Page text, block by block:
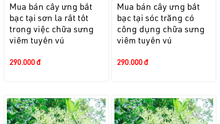
Mua bán cây ưng bất
bạc tại sơn la rất tốt
trong việc chữa sưng
viêm tuyến vú
290.000 đ
Mua bán cây ưng bất
bạc tại sóc trăng có
công dụng chữa sưng
viêm tuyến vú
290.000 đ